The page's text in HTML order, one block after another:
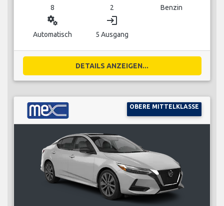
8 2 Benzin
miscellaneous_services
Automatisch
login
5 Ausgang
DETAILS ANZEIGEN...
OBERE MITTELKLASSE